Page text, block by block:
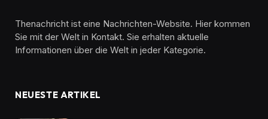
Thenachricht ist eine Nachrichten-Website. Hier kommen
Sie mit der Welt in Kontakt. Sie erhalten aktuelle
Informationen über die Welt in jeder Kategorie.
NEUESTE ARTIKEL